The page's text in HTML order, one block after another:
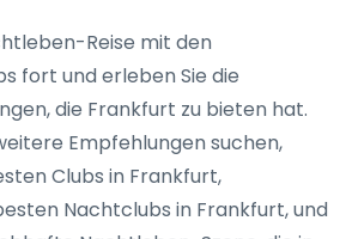
Reise mit den
fort und erleben Sie die
die Frankfurt zu bieten hat.
Empfehlungen suchen,
Clubs in Frankfurt,
Nachtclubs in Frankfurt, und